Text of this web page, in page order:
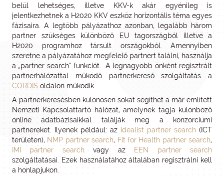
belül lehetséges, illetve KKV-k akár egyénileg is
jelentkezhetnek a H2020 KKV eszköz horizontális téma egyes
fázisaira. A legtöbb pályázathoz azonban, legalább három
partner szükséges különböző EU tagországból illetve a
H2020 programhoz társult országokból. Amennyiben
szeretne a pályázatához megfelelő partnert találni, használja
a „partner search” funkciót. A legnagyobb önként regisztrált
partnerhálózattal működő partnerkereső szolgáltatás a
CORDIS oldalon működik.
A partnerkeresésben különösen sokat segíthet a már említett
Nemzeti Kapcsolattartó hálózat, amelynek tagja különböző
online adatbázisaikkal találják meg a konzorciumi
partnereket. Ilyenek például: az Idealist partner search (ICT
területen), NMP partner search, Fit for Health partner search,
IMI partner searchvagy az
EEN partner search
szolgáltatásai. Ezek használatához általában regisztrálni kell
a honlapjukon.